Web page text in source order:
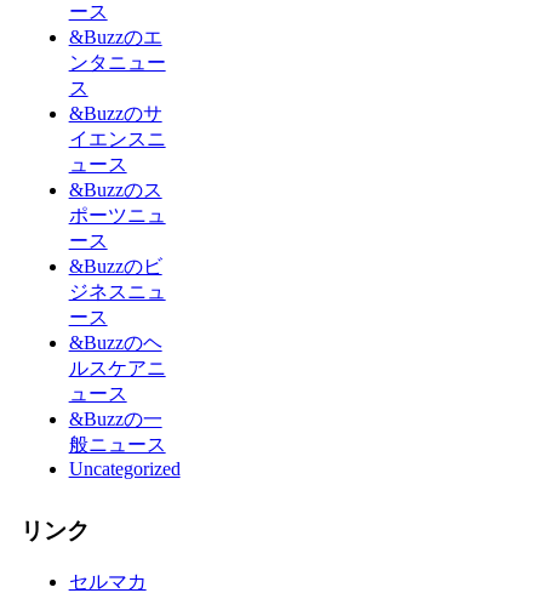
ース
&Buzzのエ
ンタニュー
ス
&Buzzのサ
イエンスニ
ュース
&Buzzのス
ポーツニュ
ース
&Buzzのビ
ジネスニュ
ース
&Buzzのヘ
ルスケアニ
ュース
&Buzzの一
般ニュース
Uncategorized
リンク
セルマカ